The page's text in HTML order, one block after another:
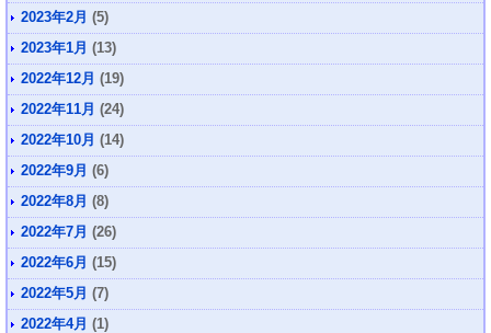
2023年2月 (5)
2023年1月 (13)
2022年12月 (19)
2022年11月 (24)
2022年10月 (14)
2022年9月 (6)
2022年8月 (8)
2022年7月 (26)
2022年6月 (15)
2022年5月 (7)
2022年4月 (1)